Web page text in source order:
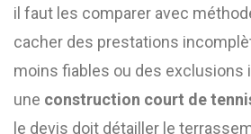
il faut les comparer avec
cacher des prestations
moins fiables ou des exclusions
une construction court de
le devis doit détailler le